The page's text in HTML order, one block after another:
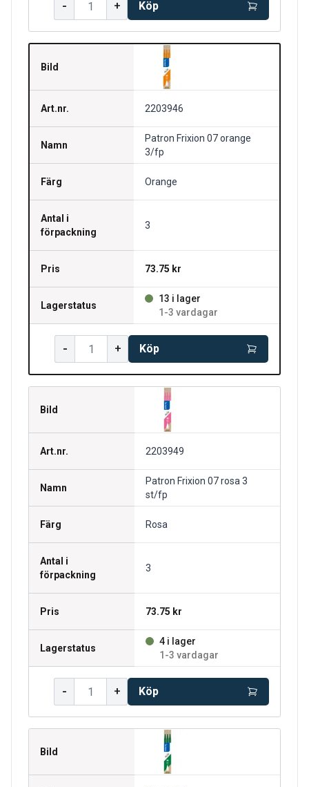
- + Köp
Bild
Art.nr. 2203946
Namn
Patron Frixion 07 orange
3/fp
Färg Orange
Antal i
förpackning
3
Pris 73.75 kr
Lagerstatus
13 i lager
1-3 vardagar
- + Köp
Bild
Art.nr. 2203949
Namn
Patron Frixion 07 rosa 3
st/fp
Färg Rosa
Antal i
förpackning
3
Pris 73.75 kr
Lagerstatus
4 i lager
1-3 vardagar
- + Köp
Bild